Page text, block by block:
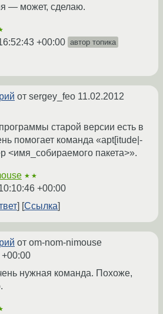
— может, сделаю.
+00:00 автор топика
от sergey_feo 11.02.2012
старой версии есть в
помогает команда «apt[itude|-
<имя_собираемого пакета>».
★★
+00:00
Ссылка
от om-nom-nimouse
нужная команда. Похоже,